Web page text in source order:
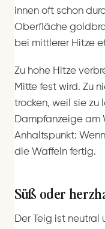
innen oft schon
Oberfläche
bei mittlerer Hitze
Zu hohe Hitze
Mitte fest wird. Zu
trocken, weil sie zu
Dampfanzeige am
Anhaltspunkt:
die Waffeln fertig.
Süß oder
Der Teig ist neutral